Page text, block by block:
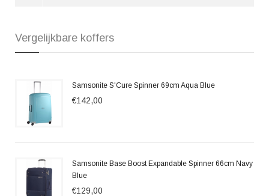
Vergelijkbare koffers
Samsonite S'Cure Spinner 69cm Aqua Blue
€142,00
Samsonite Base Boost Expandable Spinner 66cm Navy
Blue
€129,00